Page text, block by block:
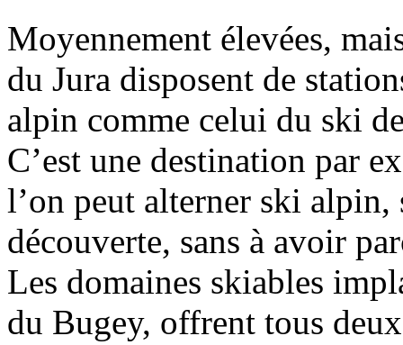
Moyennement élevées,
du Jura disposent de
alpin comme celui du ski
C’est une destination par
l’on peut alterner ski
découverte, sans à avoir
Les domaines skiables
du Bugey, offrent tous